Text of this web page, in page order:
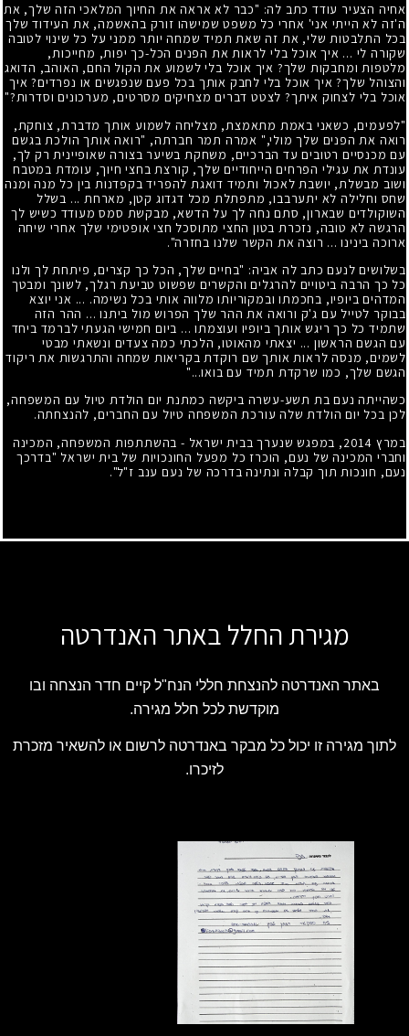
אחיה הצעיר עודד כתב לה: "כבר לא אראה את החיוך המלאכי הזה שלך, את
ה'זה לא הייתי אני' אחרי כל משפט שמישהו זורק בהאשמה, את העידוד שלך
בכל התלבטות שלי, את זה שאת תמיד שמחה יותר ממני על כל שינוי לטובה
שקורה לי ... איך אוכל בלי לראות את הפנים הכל-כך יפות, מחייכות,
מלטפות ומחבקות שלך? איך אוכל בלי לשמוע את הקול החם, האוהב, הדואג
והצוהל שלך? איך אוכל בלי לחבק אותך בכל פעם שנפגשים או נפרדים? איך
אוכל בלי לצחוק איתך? לצטט דברים מצחיקים מסרטים, מערכונים וסדרות?"
"לפעמים, כשאני באמת מתאמצת, מצליחה לשמוע אותך מדברת, צוחקת,
רואה את הפנים שלך מולי," אמרה תמר חברתה, "רואה אותך הולכת בגשם
עם מכנסיים רטובים עד הברכיים, משחקת בשיער בצורה שאופיינית רק לך,
עונדת את עגילי הפרחים הייחודיים שלך, קורצת בחצי חיוך, עומדת במטבח
ושוב מבשלת, יושבת לאכול ותמיד דואגת להפריד בקפדנות בין כל מנה ומנה
שחס וחלילה לא יתערבבו, מתפתלת מכל דגדוג קטן, מארחת ... בשלל
השוקולדים שבארון, סתם נחה לך על הדשא, מבקשת סמס מעודד כשיש לך
הרגשה לא טובה, נזכרת בטון החצי מתוסכל חצי אופטימי שלך אחרי שיחה
ארוכה בינינו ... רוצה את הקשר שלנו בחזרה".
בשלושים לנעם כתב לה אביה: "בחיים שלך, הכל כך קצרים, פיתחת לך ולנו
כל כך הרבה ביטויים להרגלים והקשרים שפשוט טביעת רגלך, לשונך ומבטך
המדהים ביופיו, בחכמתו ובמקוריותו מלווה אותי בכל נשימה. ... אני יוצא
בבוקר לטייל עם ג'ק ורואה את ההר שלך הפרוש מול ביתנו ... ההר הזה
שתמיד כל כך ריגש אותך ביופיו ועוצמתו ... ביום חמישי הגעתי לברמד ביחד
עם הגשם הראשון ... יצאתי מהאוטו, הלכתי כמה צעדים ונשאתי מבטי
לשמים, מנסה לראות אותך שם רוקדת בקריאות שמחה והתרגשות את ריקוד
הגשם שלך, כמו שרקדת תמיד עם בואו..."
כשהייתה נעם בת תשע-עשרה ביקשה כמתנת יום הולדת טיול עם המשפחה,
לכן בכל יום הולדת שלה עורכת המשפחה טיול עם החברים, להנצחתה.
במרץ 2014, במפגש שנערך בבית ישראל - בהשתתפות המשפחה, המכינה
וחברי המכינה של נעם, הוכרז כל מפעל החונכויות של בית ישראל "בדרכך
נעם, חונכות תוך קבלה ונתינה בדרכה של נעם ענב ז"ל".
מגירת החלל באתר האנדרטה
באתר האנדרטה להנצחת חללי הנח"ל קיים חדר הנצחה ובו
מוקדשת לכל חלל מגירה.
לתוך מגירה זו יכול כל מבקר באנדרטה לרשום או להשאיר מזכרת
לזיכרו.